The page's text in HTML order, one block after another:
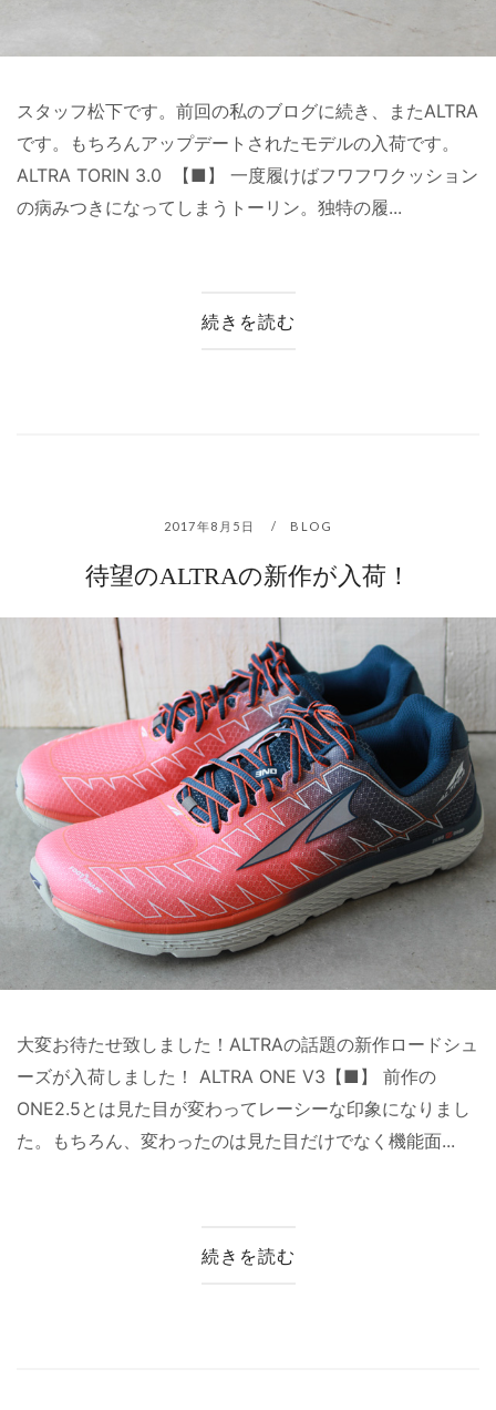
スタッフ松下です。前回の私のブログに続き、またALTRA
です。もちろんアップデートされたモデルの入荷です。
ALTRA TORIN 3.0 【■】 一度履けばフワフワクッション
の病みつきになってしまうトーリン。独特の履...
続きを読む
2017年8月5日 BLOG
待望のALTRAの新作が入荷！
大変お待たせ致しました！ALTRAの話題の新作ロードシュ
ーズが入荷しました！ ALTRA ONE V3【■】 前作の
ONE2.5とは見た目が変わってレーシーな印象になりまし
た。もちろん、変わったのは見た目だけでなく機能面...
続きを読む